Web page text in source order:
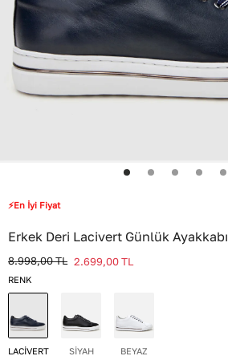
⚡En İyi Fiyat
Erkek Deri Lacivert Günlük Ayakkabı
8.998,00TL 2.699,00TL
RENK
LACİVERT SİYAH BEYAZ